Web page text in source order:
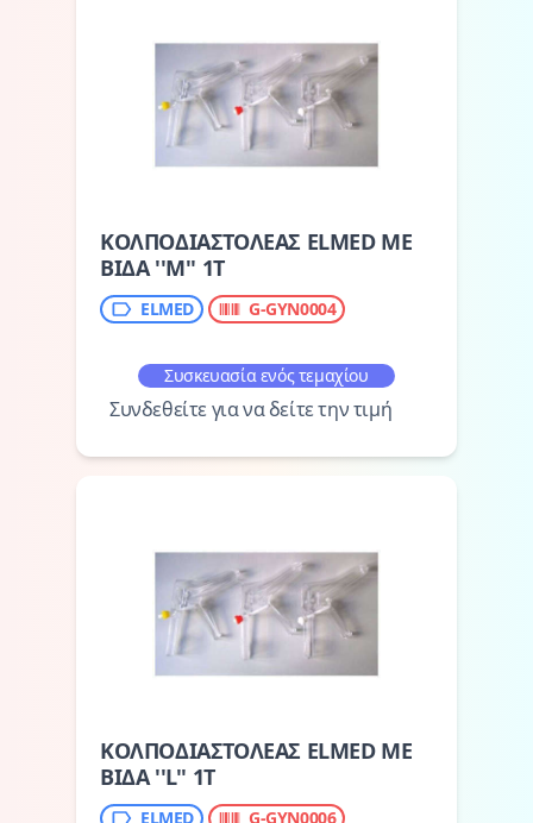
ΚΟΛΠΟΔΙΑΣΤΟΛΕΑΣ ELMED ΜΕ
ΒΙΔΑ ''M'' 1Τ
ELMED G-GYN0004
Συσκευασία ενός τεμαχίου
Συνδεθείτε για να δείτε την τιμή
ΚΟΛΠΟΔΙΑΣΤΟΛΕΑΣ ELMED ΜΕ
ΒΙΔΑ ''L'' 1Τ
ELMED G-GYN0006